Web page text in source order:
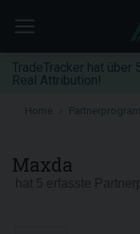
TradeTracker hat über
Real Attribution!
Home
Maxda